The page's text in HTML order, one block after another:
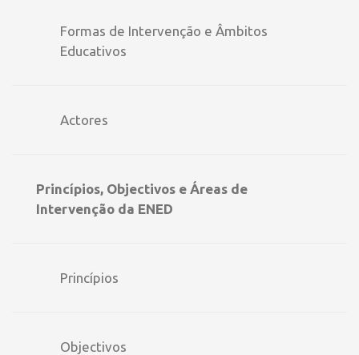
Formas de Intervenção e Âmbitos
Educativos
Actores
Princípios, Objectivos e Áreas de
Intervenção da ENED
Princípios
Objectivos